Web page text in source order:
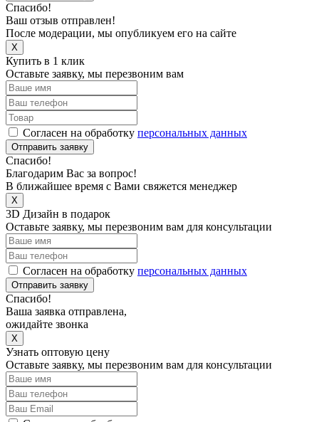
Спасибо!
Ваш отзыв отправлен!
После модерации, мы опубликуем его на сайте
X
Купить в 1 клик
Оставьте заявку, мы перезвоним вам
Согласен на обработку персональных данных
Отправить заявку
Спасибо!
Благодарим Вас за вопрос!
В ближайшее время с Вами свяжется менеджер
X
3D Дизайн в подарок
Оставьте заявку, мы перезвоним вам для консультации
Согласен на обработку персональных данных
Отправить заявку
Спасибо!
Ваша заявка отправлена,
ожидайте звонка
X
Узнать оптовую цену
Оставьте заявку, мы перезвоним вам для консультации